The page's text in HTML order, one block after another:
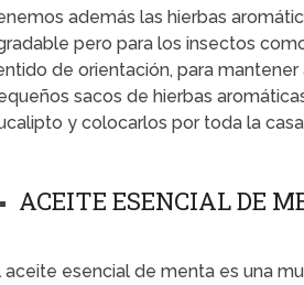
además las hierbas
pero para los insectos
de orientación, para
sacos de hierbas
y colocarlos por toda la
ACEITE ESENCIAL DE
aceite esencial de menta es una